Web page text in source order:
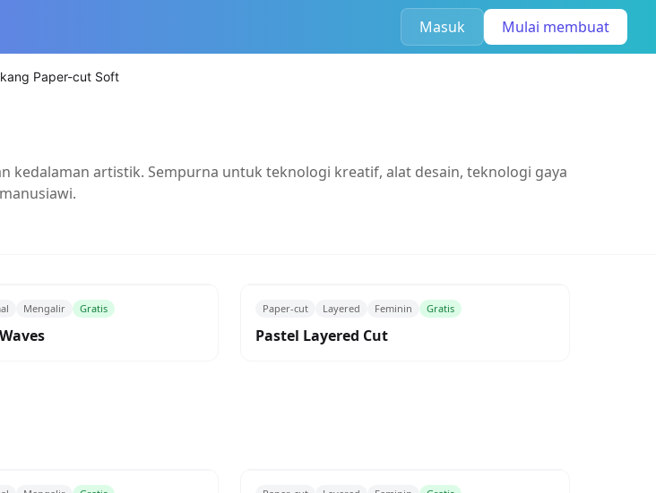
Masuk Mulai membuat
Paper-cut Soft
kedalaman artistik. Sempurna untuk teknologi kreatif, alat desain, teknologi gaya
Mengalir Gratis Paper-cut Layered Feminin Gratis
Pastel Layered Cut